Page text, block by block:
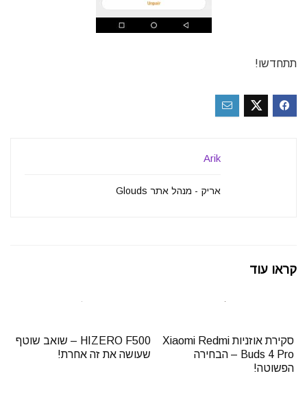
תתחדשו!
Arik
אריק - מנהל אתר Glouds
קראו עוד
סקירת אוזניות Xiaomi Redmi
Buds 4 Pro – הבחירה
הפשוטה!
HIZERO F500 – שואב שוטף
שעושה את זה אחרת!